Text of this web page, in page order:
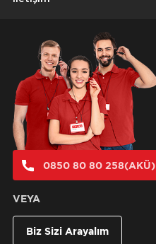
0850 80 80 258(AKÜ)
VEYA
Biz Sizi Arayalım